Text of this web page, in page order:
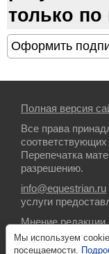
только по
Полная версия
Все права
соответствующих
Перепечатка
разрешению.
info@equestrian.ru
услуги
Мнение редакции
авторов.
Мы используем
посещаемости.